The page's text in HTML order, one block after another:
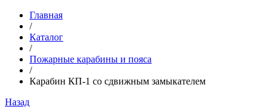
Главная
/
Каталог
/
Пожарные карабины и пояса
/
Карабин КП-1 со сдвижным замыкателем
Назад